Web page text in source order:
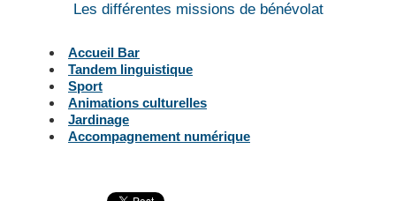
Les différentes missions de bénévolat
Accueil Bar
Tandem linguistique
Sport
Animations culturelles
Jardinage
Accompagnement numérique